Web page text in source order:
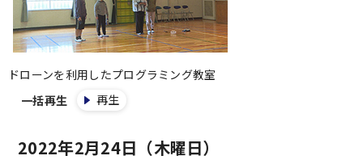
ドローンを利用したプログラミング教室
一括再生
再生
2022年2月24日（木曜日）